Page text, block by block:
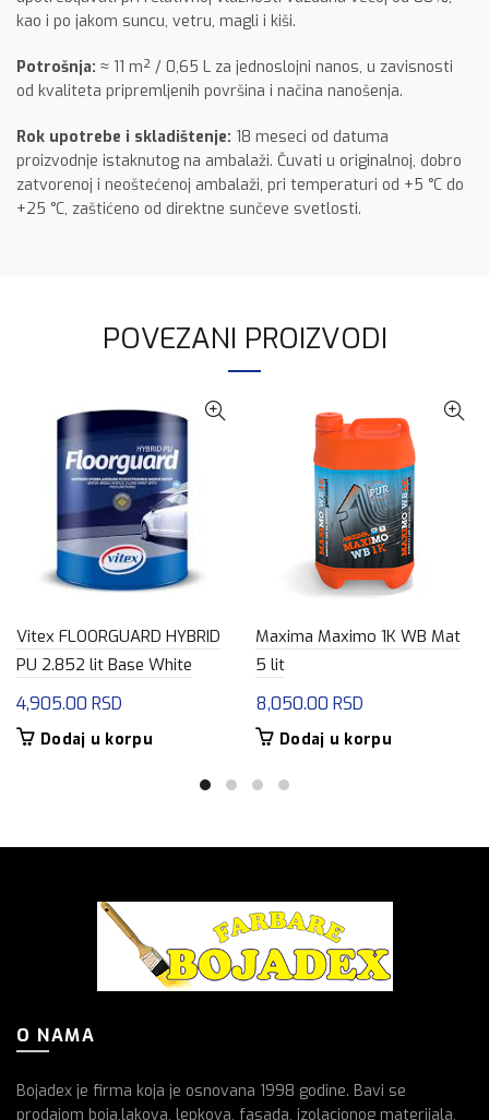
kao i po jakom suncu, vetru, magli i kiši.
Potrošnja: ≈ 11 m² / 0,65 L za jednoslojni nanos, u zavisnosti
od kvaliteta pripremljenih površina i načina nanošenja.
Rok upotrebe i skladištenje: 18 meseci od datuma
proizvodnje istaknutog na ambalaži. Čuvati u originalnoj, dobro
zatvorenoj i neoštećenoj ambalaži, pri temperaturi od +5 °C do
+25 °C, zaštićeno od direktne sunčeve svetlosti.
POVEZANI PROIZVODI
Vitex FLOORGUARD HYBRID
PU 2.852 lit Base White
4,905.00 RSD
Dodaj u korpu
Maxima Maximo 1K WB Mat
5 lit
8,050.00 RSD
Dodaj u korpu
O NAMA
Bojadex je firma koja je osnovana 1998 godine. Bavi se
prodajom boja,lakova, lepkova, fasada, izolacionog materijala,